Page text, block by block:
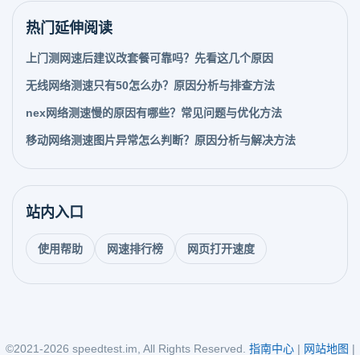
热门延伸阅读
上门测网速后建议改套餐可靠吗？先看这几个原因
无线网络测速只有50怎么办？原因分析与排查方法
nex网络测速慢的原因有哪些？常见问题与优化方法
移动网络测速图片异常怎么判断？原因分析与解决方法
站内入口
使用帮助 网速排行榜 网页打开速度
©2021-2026 speedtest.im, All Rights Reserved. 指南中心| 网站地图 |